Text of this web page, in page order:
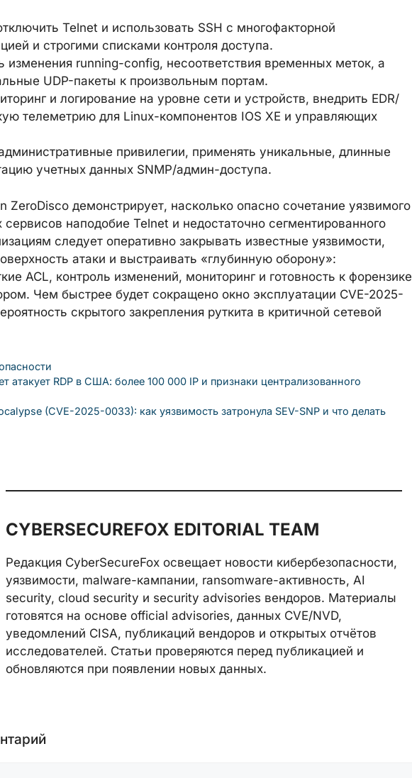
Telnet и использовать SSH с многофакторной
и строгими списками контроля доступа.
изменения running-config, несоответствия временных меток, а
UDP-пакеты к произвольным портам.
и логирование на уровне сети и устройств, внедрить EDR/
телеметрию для Linux-компонентов IOS XE и управляющих
привилегии, применять уникальные, длинные
учетных данных SNMP/админ-доступа.
ZeroDisco демонстрирует, насколько опасно сочетание уязвимого
сервисов наподобие Telnet и недостаточно сегментированного
следует оперативно закрывать известные уязвимости,
атаки и выстраивать «глубинную оборону»:
ACL, контроль изменений, мониторинг и готовность к форензике
Чем быстрее будет сокращено окно эксплуатации CVE-2025-
скрытого закрепления руткита в критичной сетевой
атакует RDP в США: более 100 000 IP и признаки централизованного
(CVE-2025-0033): как уязвимость затронула SEV-SNP и что делать
CYBERSECUREFOX EDITORIAL TEAM
Редакция CyberSecureFox освещает новости кибербезопасности,
уязвимости, malware-кампании, ransomware-активность, AI
security, cloud security и security advisories вендоров. Материалы
готовятся на основе official advisories, данных CVE/NVD,
уведомлений CISA, публикаций вендоров и открытых отчётов
исследователей. Статьи проверяются перед публикацией и
обновляются при появлении новых данных.